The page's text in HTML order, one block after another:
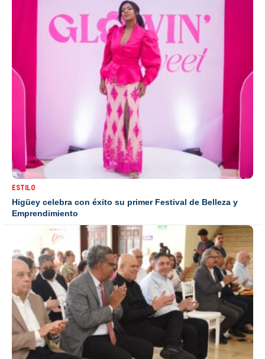
ESTILO
Higüey celebra con éxito su primer Festival de Belleza y
Emprendimiento